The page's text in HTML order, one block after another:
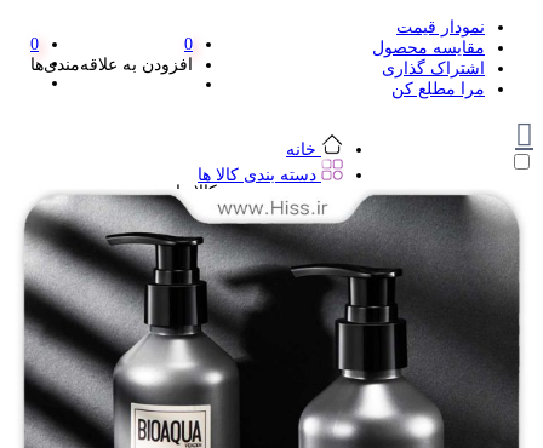
نمودار قیمت
مقایسه محصول
اشتراک گذاری
مرا مطلع کن
0
افزودن به علاقه‌مندی‌ها
0
خانه
دسته بندی کالا ها
دسته بندی کالا ها
لوازم تحریر و هنر
لوازم تحریر و هنر
مداد
پاک کن و غلط گیر
مداد تراش
اتود و نوک
روان نویس فانتزی
خودکار و خودکار فشاری
ماژیک ها
دفترچه یادداشت
استیکر
استیک نوت
خط کش و گونیا
کیف غذا